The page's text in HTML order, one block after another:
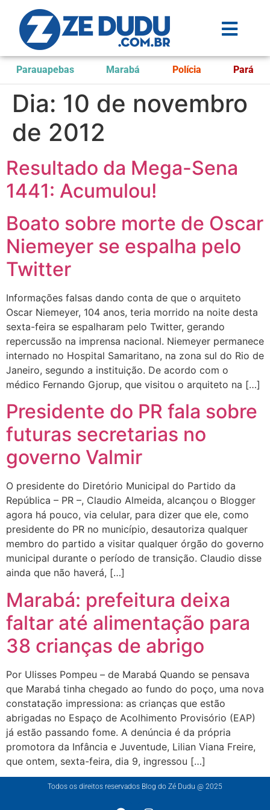
Parauapebas Marabá Polícia Pará
Dia: 10 de novembro
de 2012
Resultado da Mega-Sena
1441: Acumulou!
Boato sobre morte de Oscar
Niemeyer se espalha pelo
Twitter
Informações falsas dando conta de que o arquiteto
Oscar Niemeyer, 104 anos, teria morrido na noite desta
sexta-feira se espalharam pelo Twitter, gerando
repercussão na imprensa nacional. Niemeyer permanece
internado no Hospital Samaritano, na zona sul do Rio de
Janeiro, segundo a instituição. De acordo com o
médico Fernando Gjorup, que visitou o arquiteto na […]
Presidente do PR fala sobre
futuras secretarias no
governo Valmir
O presidente do Diretório Municipal do Partido da
República – PR –, Claudio Almeida, alcançou o Blogger
agora há pouco, via celular, para dizer que ele, como
presidente do PR no município, desautoriza qualquer
membro do partido a visitar qualquer órgão do governo
municipal durante o período de transição. Claudio disse
ainda que não haverá, […]
Marabá: prefeitura deixa
faltar até alimentação para
38 crianças de abrigo
Por Ulisses Pompeu – de Marabá Quando se pensava
que Marabá tinha chegado ao fundo do poço, uma nova
constatação impressiona: as crianças que estão
abrigadas no Espaço de Acolhimento Provisório (EAP)
já estão passando fome. A denúncia é da própria
promotora da Infância e Juventude, Lilian Viana Freire,
que ontem, sexta-feira, dia 9, ingressou […]
Todos os direitos reservados Blog do Zé Dudu @ 2025